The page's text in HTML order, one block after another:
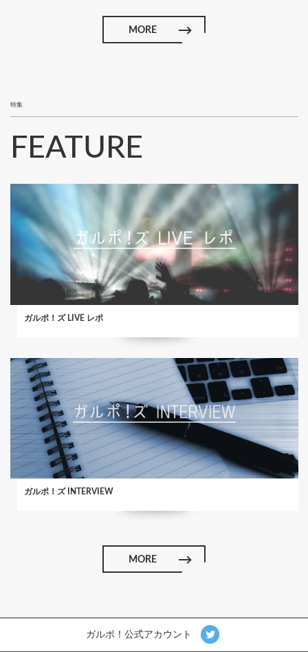
MORE
特集
FEATURE
ガルポ！ズ LIVE レポ
ガルポ！ズ INTERVIEW
MORE
ガルポ！公式アカウント